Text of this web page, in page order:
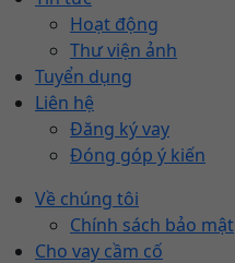
Hoạt động
Thư viện ảnh
Tuyển dụng
Liên hệ
Đăng ký vay
Đóng góp ý kiến
Về chúng tôi
Chính sách bảo mật
Cho vay cầm cố